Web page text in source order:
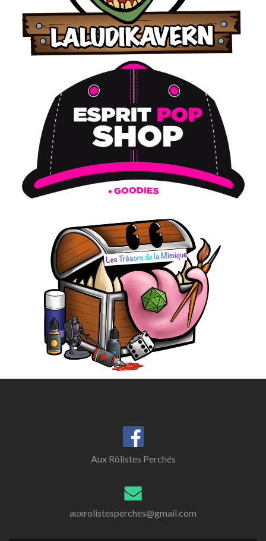
Aux Rôlistes Perchés
auxrolistesperches@gmail.com